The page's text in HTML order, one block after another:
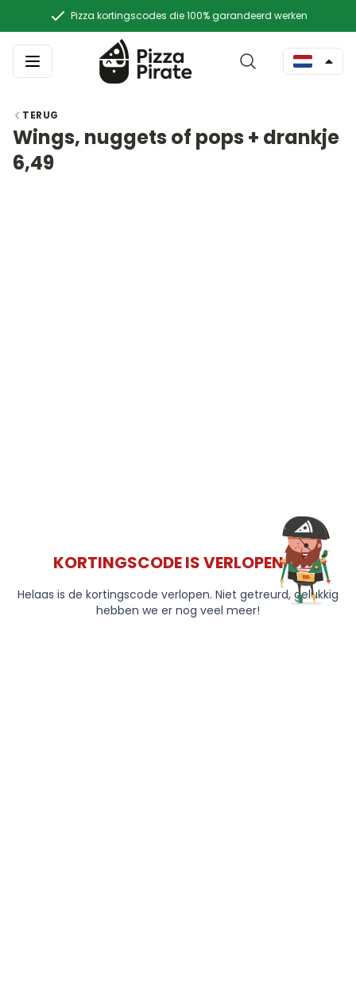
Pizza kortingscodes die 100% garandeerd werken
TERUG
Wings, nuggets of pops + drankje
6,49
KORTINGSCODE IS VERLOPEN 😞
Helaas is de kortingscode verlopen. Niet getreurd, gelukkig
hebben we er nog veel meer!